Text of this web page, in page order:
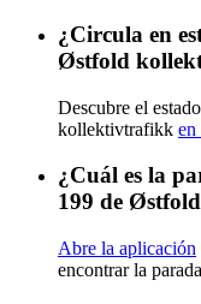
¿Circula en
Østfold
Descubre el
kollektivtrafikk en
¿Cuál es la
199 de
Abre la aplicación
encontrar la